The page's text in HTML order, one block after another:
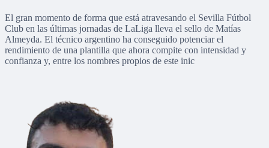
El gran momento de forma que está atravesando el Sevilla Fútbol
Club en las últimas jornadas de LaLiga lleva el sello de Matías
Almeyda. El técnico argentino ha conseguido potenciar el
rendimiento de una plantilla que ahora compite con intensidad y
confianza y, entre los nombres propios de este inic